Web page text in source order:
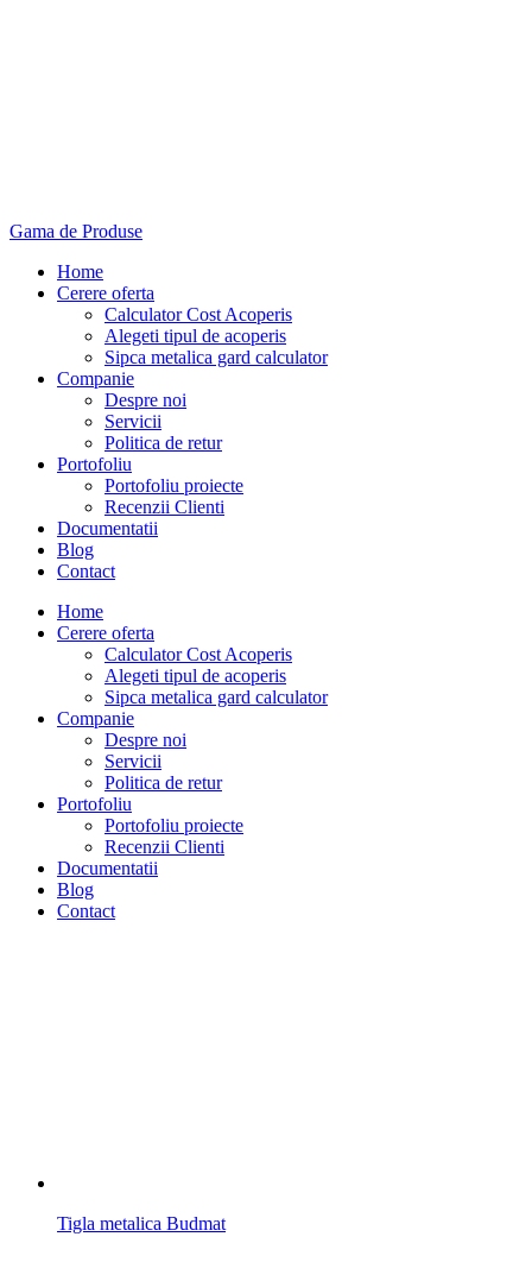
Gama de Produse
Home
Cerere oferta
Calculator Cost Acoperis
Alegeti tipul de acoperis
Sipca metalica gard calculator
Companie
Despre noi
Servicii
Politica de retur
Portofoliu
Portofoliu proiecte
Recenzii Clienti
Documentatii
Blog
Contact
Home
Cerere oferta
Calculator Cost Acoperis
Alegeti tipul de acoperis
Sipca metalica gard calculator
Companie
Despre noi
Servicii
Politica de retur
Portofoliu
Portofoliu proiecte
Recenzii Clienti
Documentatii
Blog
Contact
Tigla metalica Budmat